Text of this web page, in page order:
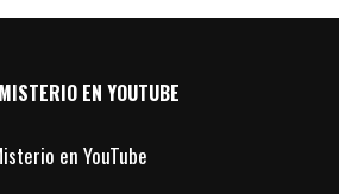
EN YOUTUBE